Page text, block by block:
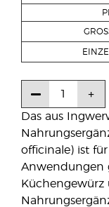
Das aus
officinale) ist
Anwendungen
Küchengewürz